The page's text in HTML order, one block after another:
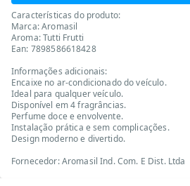
Características do produto:
Marca: Aromasil
Aroma: Tutti Frutti
Ean: 7898586618428
Informações adicionais:
Encaixe no ar-condicionado do veículo.
Ideal para qualquer veículo.
Disponível em 4 fragrâncias.
Perfume doce e envolvente.
Instalação prática e sem complicações.
Design moderno e divertido.
Fornecedor: Aromasil Ind. Com. E Dist. Ltda